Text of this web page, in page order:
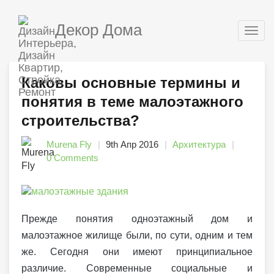
Декор Дома
Каковы основные термины и
понятия в теме малоэтажного
строительства?
Murena Fly 9th Апр 2016
Архитектура
0 Comments
Прежде понятия одноэтажный дом и
малоэтажное жилище были, по сути, одним и тем
же. Сегодня они имеют принципиальное
различие. Современные социальные и